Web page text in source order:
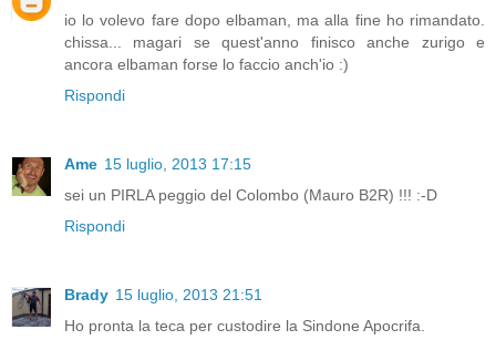
io lo volevo fare dopo elbaman, ma alla fine ho rimandato.
chissa... magari se quest'anno finisco anche zurigo e
ancora elbaman forse lo faccio anch'io :)
Rispondi
Ame 15 luglio, 2013 17:15
sei un PIRLA peggio del Colombo (Mauro B2R) !!! :-D
Rispondi
Brady 15 luglio, 2013 21:51
Ho pronta la teca per custodire la Sindone Apocrifa.